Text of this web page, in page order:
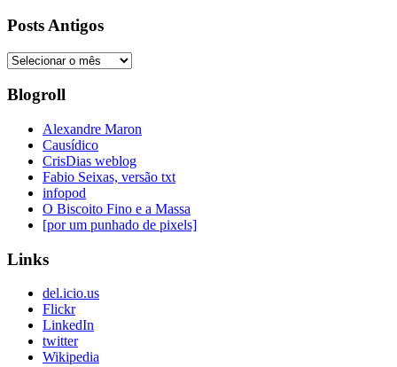
Posts Antigos
Posts
Blogroll
Alexandre Maron
Causídico
CrisDias weblog
Fabio Seixas, versão txt
infopod
O Biscoito Fino e a Massa
[por um punhado de pixels]
Links
del.icio.us
Flickr
LinkedIn
twitter
Wikipedia